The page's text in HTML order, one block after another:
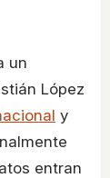
un
López
y
entran